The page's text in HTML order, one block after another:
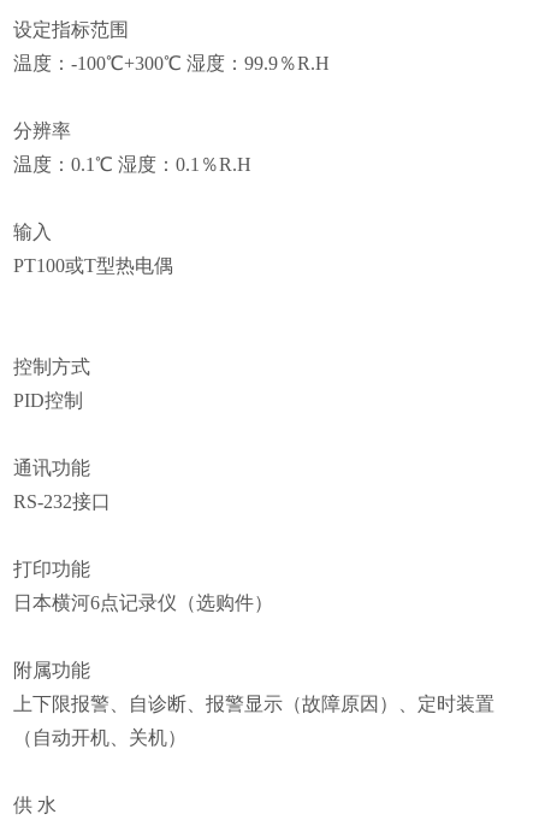
设定指标范围
温度：-100℃+300℃ 湿度：99.9％R.H
分辨率
温度：0.1℃ 湿度：0.1％R.H
输入
PT100或T型热电偶
控制方式
PID控制
通讯功能
RS-232接口
打印功能
日本横河6点记录仪（选购件）
附属功能
上下限报警、自诊断、报警显示（故障原因）、定时装置
（自动开机、关机）
供 水